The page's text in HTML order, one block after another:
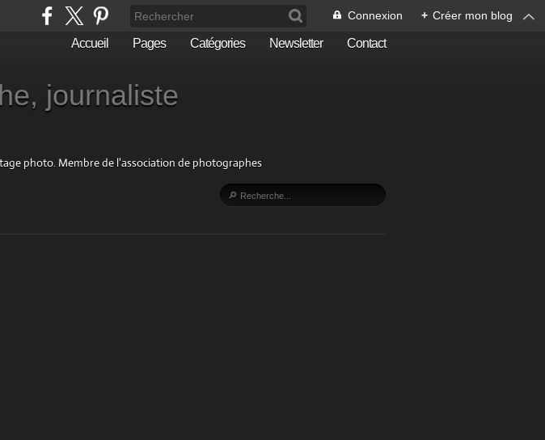
Connexion + Créer mon blog
Accueil Pages Catégories Newsletter Contact
journaliste
photo. Membre de l'association de photographes